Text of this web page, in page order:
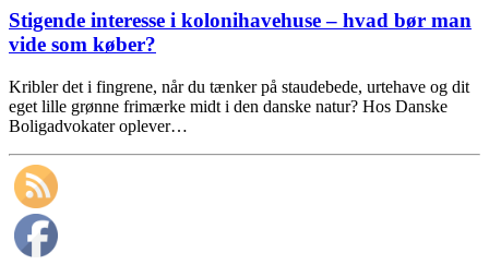
Stigende interesse i kolonihavehuse – hvad bør man
vide som køber?
Kribler det i fingrene, når du tænker på staudebede, urtehave og dit
eget lille grønne frimærke midt i den danske natur? Hos Danske
Boligadvokater oplever…